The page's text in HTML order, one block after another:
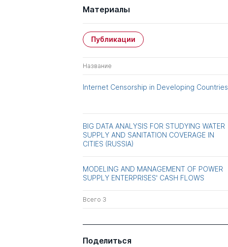
Материалы
Публикации
Название
Internet Censorship in Developing Countries
BIG DATA ANALYSIS FOR STUDYING WATER
SUPPLY AND SANITATION COVERAGE IN
CITIES (RUSSIA)
MODELING AND MANAGEMENT OF POWER
SUPPLY ENTERPRISES' CASH FLOWS
Всего 3
Поделиться